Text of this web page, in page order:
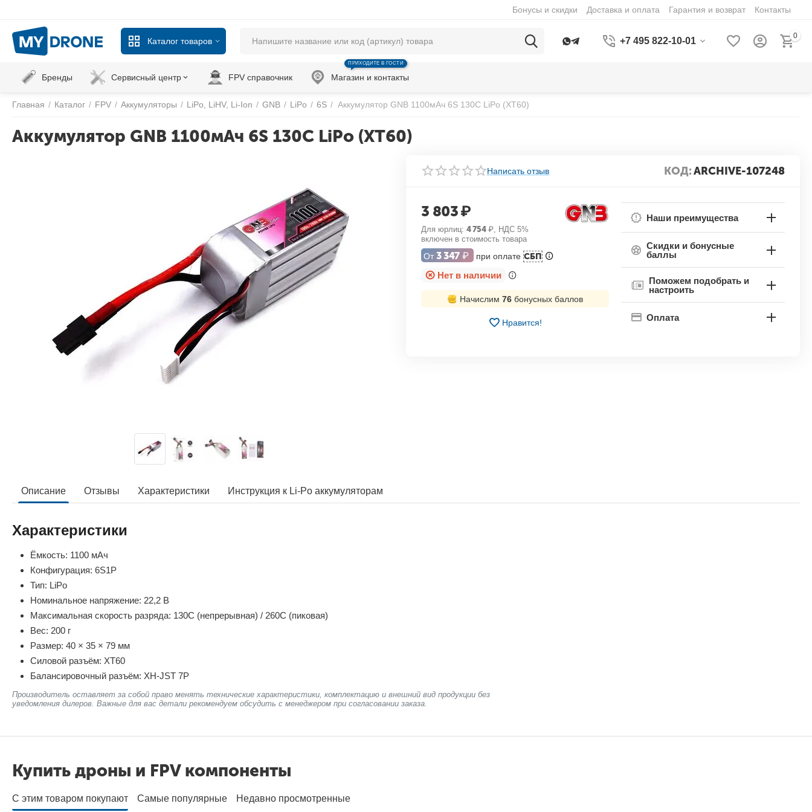
Бонусы и скидки Доставка и оплата Гарантия и возврат Контакты
Каталог товаров +7 495 822-10-01 0
Бренды Сервисный центр FPV справочник Магазин и контакты
ПРИХОДИТЕ В ГОСТИ
Главная / Каталог / FPV / Аккумуляторы / LiPo, LiHV, Li-Ion / GNB / LiPo / 6S / Аккумулятор GNB 1100мАч 6S 130C LiPo (XT60)
Аккумулятор GNB 1100мАч 6S 130C LiPo (XT60)
Написать отзыв КОД:ARCHIVE-107248
3 803₽
Для юрлиц: 4 754 ₽, НДС 5%
включен в стоимость товара
От 3 347 ₽ при оплате СБП
Нет в наличии
Начислим 76бонусных баллов
Нравится!
Наши преимущества
Скидки и бонусные
баллы
Поможем подобрать и
настроить
Оплата
Описание Отзывы Характеристики Инструкция к Li-Po аккумуляторам
Характеристики
Ёмкость: 1100 мАч
Конфигурация: 6S1P
Тип: LiPo
Номинальное напряжение: 22,2 В
Максимальная скорость разряда: 130C (непрерывная) / 260C (пиковая)
Вес: 200 г
Размер: 40 × 35 × 79 мм
Силовой разъём: XT60
Балансировочный разъём: XH-JST 7P
Производитель оставляет за собой право менять технические характеристики, комплектацию и внешний вид продукции без
уведомления дилеров. Важные для вас детали рекомендуем обсудить с менеджером при согласовании заказа.
Купить дроны и FPV компоненты
С этим товаром покупают Самые популярные Недавно просмотренные